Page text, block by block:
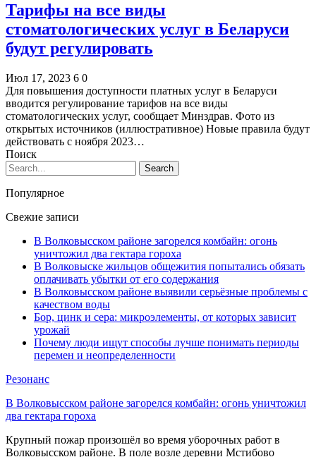
Тарифы на все виды
стоматологических услуг в Беларуси
будут регулировать
Июл 17, 2023 6 0
Для повышения доступности платных услуг в Беларуси
вводится регулирование тарифов на все виды
стоматологических услуг, сообщает Минздрав. Фото из
открытых источников (иллюстративное) Новые правила будут
действовать с ноября 2023…
Поиск
Популярное
Свежие записи
В Волковысском районе загорелся комбайн: огонь
уничтожил два гектара гороха
В Волковыске жильцов общежития попытались обязать
оплачивать убытки от его содержания
В Волковысском районе выявили серьёзные проблемы с
качеством воды
Бор, цинк и сера: микроэлементы, от которых зависит
урожай
Почему люди ищут способы лучше понимать периоды
перемен и неопределенности
Резонанс
В Волковысском районе загорелся комбайн: огонь уничтожил
два гектара гороха
Крупный пожар произошёл во время уборочных работ в
Волковысском районе. В поле возле деревни Мстибово